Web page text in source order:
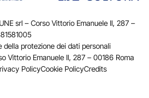
srl – Corso Vittorio Emanuele II, 287 –
della protezione dei dati personali
Vittorio Emanuele II, 287 – 00186 Roma
PolicyCookie PolicyCredits